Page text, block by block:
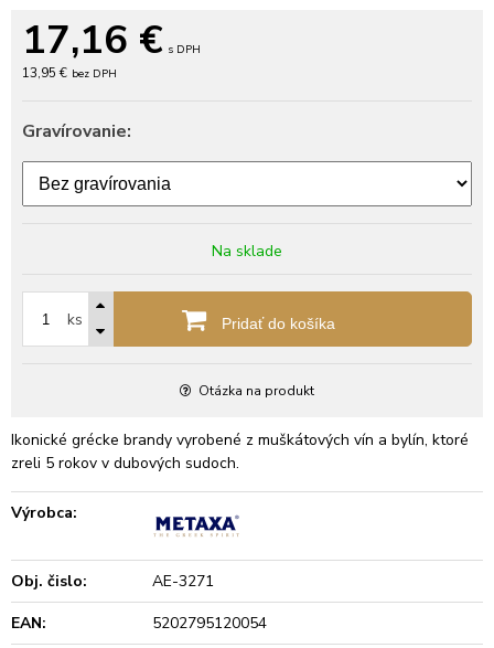
17,16 € s DPH
13,95 € bez DPH
Gravírovanie:
Na sklade
ks Pridať do košíka
Otázka na produkt
Ikonické grécke brandy vyrobené z muškátových vín a bylín, ktoré
zreli 5 rokov v dubových sudoch.
Výrobca:
Obj. čislo:
AE-3271
EAN:
5202795120054